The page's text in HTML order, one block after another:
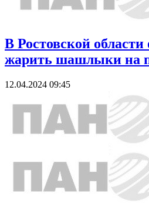
В Ростовской
жарить шашлыки на
12.04.2024 09:45